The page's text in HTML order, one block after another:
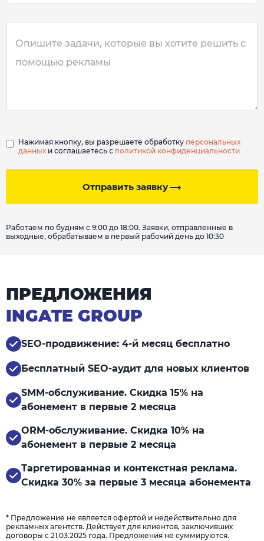
Отправить заявку
Нажимая кнопку, вы разрешаете обработку персональных
данных и соглашаетесь с политикой конфиденциальности
Работаем по будням с 9:00 до 18:00. Заявки, отправленные в
выходные, обрабатываем в первый рабочий день до 10:30
ПРЕДЛОЖЕНИЯ
INGATE GROUP
SEO-продвижение: 4-й месяц бесплатно
Бесплатный SEO-аудит для новых клиентов
SMM-обслуживание. Скидка 15% на
абонемент в первые 2 месяца
ORM-обслуживание. Скидка 10% на
абонемент в первые 2 месяца
Таргетированная и контекстная реклама.
Скидка 30% за первые 3 месяца абонемента
* Предложение не является офертой и недействительно для
рекламных агентств. Действует для клиентов, заключивших
договоры с 21.03.2025 года. Предложения не суммируются.